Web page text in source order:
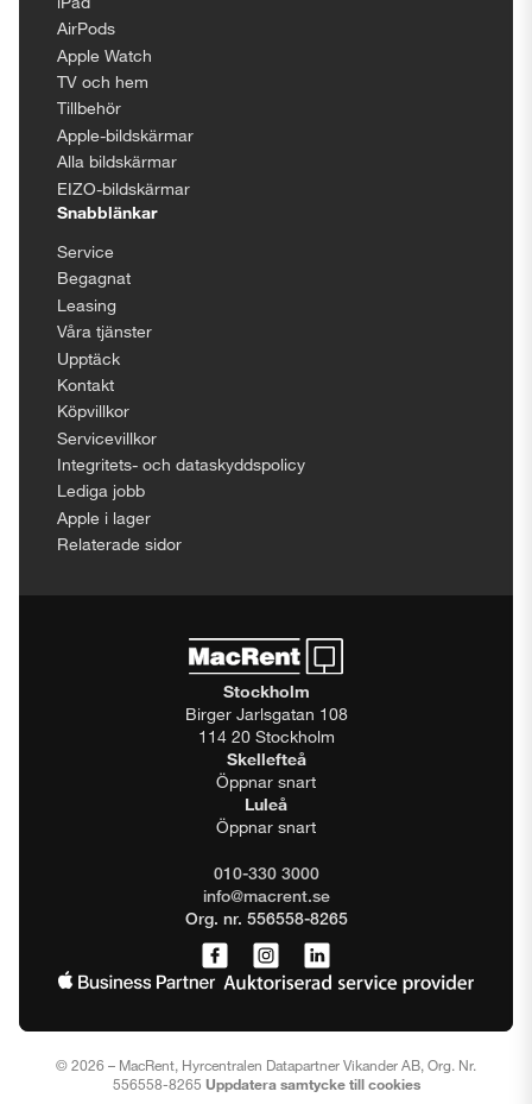
AirPods
Apple Watch
TV och hem
Tillbehör
Apple-bildskärmar
Alla bildskärmar
EIZO-bildskärmar
Snabblänkar
Service
Begagnat
Leasing
Våra tjänster
Upptäck
Kontakt
Köpvillkor
Servicevillkor
Integritets- och dataskyddspolicy
Lediga jobb
Apple i lager
Relaterade sidor
Stockholm
Birger Jarlsgatan 108
114 20 Stockholm
Skellefteå
Öppnar snart
Luleå
Öppnar snart
010-330 3000
info@macrent.se
Org. nr. 556558-8265
© 2026 – MacRent, Hyrcentralen Datapartner Vikander AB, Org. Nr.
556558-8265 Uppdatera samtycke till cookies